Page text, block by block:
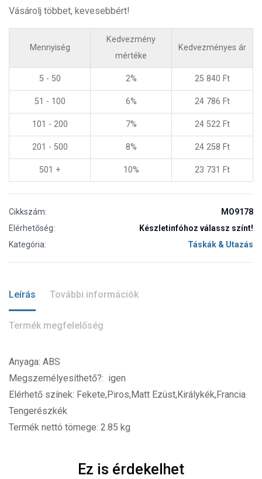
Vásárolj többet, kevesebbért!
Mennyiség
Kedvezmény
mértéke
Kedvezményes ár
5 - 50 2% 25 840 Ft
51 - 100 6% 24 786 Ft
101 - 200 7% 24 522 Ft
201 - 500 8% 24 258 Ft
501 + 10% 23 731 Ft
Cikkszám:
MO9178
Elérhetőség:
Készletinfóhoz válassz színt!
Kategória:
Táskák & Utazás
Leírás További információk
Termék megfelelőség
Anyaga: ABS
Megszemélyesíthető?: igen
Elérhető színek: Fekete,Piros,Matt Ezüst,Királykék,Francia
Tengerészkék
Termék nettó tömege: 2.85 kg
Ez is érdekelhet